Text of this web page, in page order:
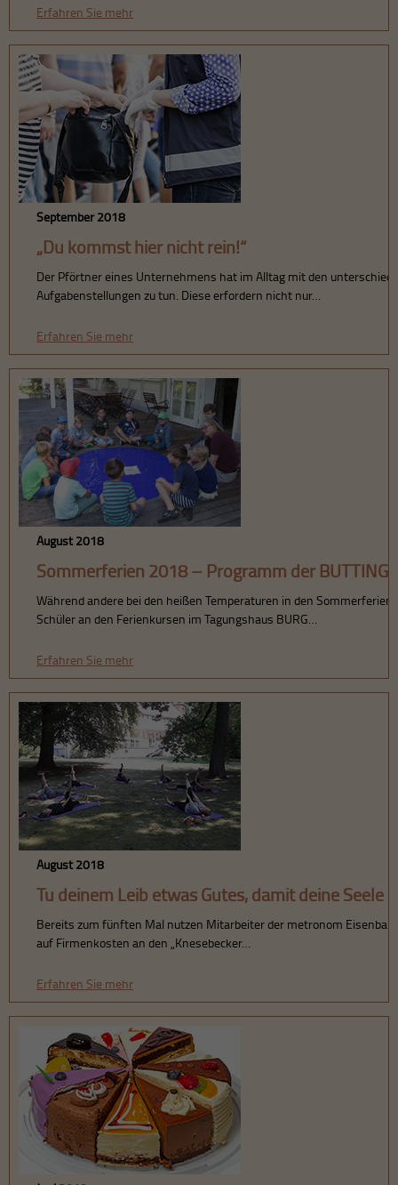
Erfahren Sie mehr
September 2018
„Du kommst hier nicht rein!“
Der Pförtner eines Unternehmens hat im Alltag mit den
Aufgabenstellungen zu tun. Diese erfordern nicht nur…
Erfahren Sie mehr
August 2018
Sommerferien 2018 – Programm der BUTTING
Während andere bei den heißen Temperaturen in den
Schüler an den Ferienkursen im Tagungshaus BURG…
Erfahren Sie mehr
August 2018
Tu deinem Leib etwas Gutes, damit deine Seele
Bereits zum fünften Mal nutzen Mitarbeiter der metronom
auf Firmenkosten an den „Knesebecker…
Erfahren Sie mehr